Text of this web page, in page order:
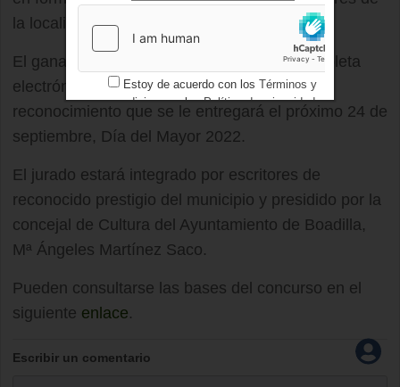
la localidad.
El ganador del primer premio recibirá una tableta
electrónica de 10 pulgadas y una placa de
reconocimiento que se le entregará el próximo 24 de
septiembre, Día del Mayor 2022.
El jurado estará integrado por escritores de
reconocido prestigio del municipio y presidido por la
concejal de Cultura del Ayuntamiento de Boadilla,
Mª Ángeles Martínez Saco.
Pueden consultarse las bases del concurso en el
siguiente enlace.
Escribir un comentario
Estoy de acuerdo con los Términos y
condicionesy losPolítica de privacidad